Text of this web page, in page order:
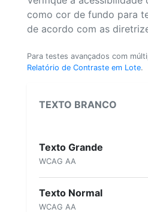
como cor de fundo para
de acordo com as
Para testes avançados com
Relatório de Contraste em Lote.
TEXTO BRANCO
Texto Grande
WCAG AA
Texto Normal
WCAG AA